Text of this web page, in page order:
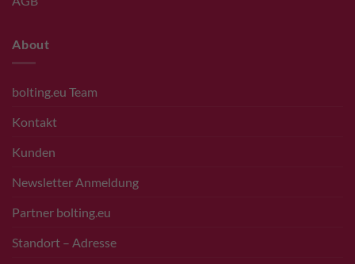
About
bolting.eu Team
Kontakt
Kunden
Newsletter Anmeldung
Partner bolting.eu
Standort – Adresse